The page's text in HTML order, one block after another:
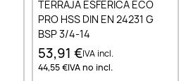
TERRAJA ESFERICA ECO
PRO HSS DIN EN 24231 G
BSP 3/4-14
53,91 €IVA incl.
44,55 €IVA no incl.